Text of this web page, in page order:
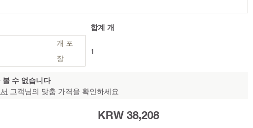
개 포
장
합계 개
1
볼 수 없습니다
고객님의 맞춤 가격을 확인하세요
KRW 38,208